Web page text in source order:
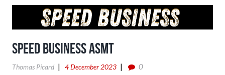
Speed business ASMT
Thomas Picard 4 December 2023
0